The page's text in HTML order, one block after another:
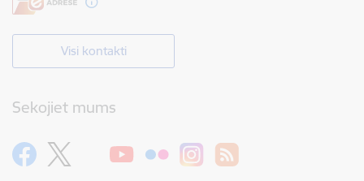
Visi kontakti
Sekojiet mums